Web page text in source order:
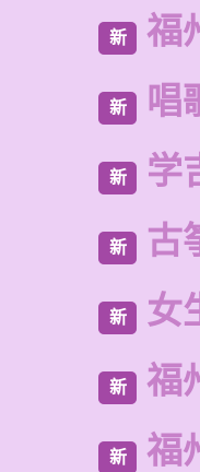
新 福
新 唱
新 学
新 古
新 女
新 福
新 福